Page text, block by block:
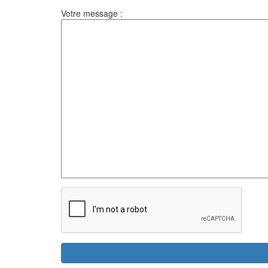
Votre message :